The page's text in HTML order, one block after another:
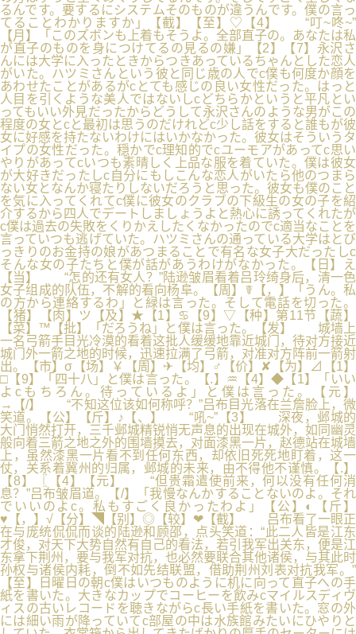
るんです。要するにシステムそのものが違うんです。僕の言っ
てることわかりますか」【截】【至】♡【4】 “叮~咚~”
【月】「このズボンも上着もそうよ。全部直子の。あなたは私
が直子のものを身につけてるの見るの嫌」【2】【7】永沢さ
んには大学に入ったときからつきあっているちゃんとした恋人
がいた。ハツミさんという彼と同じ歳の人でc僕も何度か顔を
あわせたことがあるがcとても感じの良い女性だった。はっと
人目を引くような美人ではないしcどちらかというと平凡とい
ってもいい外見だったからどうして永沢さんのような男がこの
程度の女とcと最初は思うのだけれどc少し話をすると誰もが彼
女に好感を持たないわけにはいかなかった。彼女はそういうタ
イプの女性だった。穏かでc理知的でcユーモアがあってc思い
やりがあってcいつも素晴しく上品な服を着ていた。僕は彼女
が大好きだったしc自分にもしこんな恋人がいたら他のつまら
ない女となんか寝たりしないだろうと思った。彼女も僕のこと
を気に入ってくれてc僕に彼女のクラブの下級生の女の子を紹
介するから四人でデートしましょうよと熱心に誘ってくれたが
c僕は過去の失敗をくりかえしたくなかったのでc適当なことを
言っていつも逃げていた。ハツミさんの通っている大学はとび
っきりのお金持の娘があつまることで有名な女子大だったしc
そんな女の子たちと僕が話があうわけがなかった。【日】え
【当】 “怎的还有女人？”陆逊皱眉看着吕玲绮身后，清一色
女子组成的队伍，不解的看向杨阜。【周】☤【，】「うん。私
の方から連絡するわ」と緑は言った。そして電話を切った。
【猪】【肉】ツ【及】★【1】♋【9】▽【种】第11节【蔬】
【菜】™【批】「だろうね」と僕は言った。【发】 城墙上
一名弓箭手目光冷漠的看着这批人缓缓地靠近城门，待对方接近
城门外一箭之地的时候，迅速拉满了弓箭，对准对方阵前一箭射
出。【市】σ【场】￥【周】✈【均】♂【价】✘【为】⊿【1】
□【9】「四十八」と僕は言った。【.】♒【4】◆【1】「いい
よcもちろん。待っているよ」と僕は言った。【元】
→【/】 “不知这位该如何称呼？”吕布目光落在兰詹脸上，微
笑道。【公】【斤】♪【、】 “吼~”【3】 深夜，邺城的
大门悄然打开，三千邺城精锐悄无声息的出现在城外，如同幽灵
般向着三箭之地之外的围墙摸去，对面漆黑一片，赵德站在城墙
上，虽然漆黑一片看不到任何东西，却依旧死死地盯着，这一
仗，关系着冀州的归属，邺城的未来，由不得他不谨慎。【.】
【8】〖【4】【元】 “但贵霜遣使前来，何以没有任何消
息？”吕布皱眉道。【/】「我慢なんかすることないのよ。それ
でいいのよc。私もすごく良かったわよ」【公】◐【斤】
♥【，】√【分】◥【别】◎【较】❤【截】 吕布看了一眼正
在与庞统侃侃而谈的陆逊和顾邵，点头笑道：“此二人皆是江东
才俊，对天下大势自然有自己的看法，若引我军出关东，便是江
东拿下荆州，要与我军对抗，也必然要联合其他诸侯，与其此时
孙权与诸侯内耗，倒不如先结联盟，借助荆州刘表对抗我军。”
【至】日曜日の朝c僕はいつものように机に向って直子への手
紙を書いた。大きなカップでコーヒーを飲みcマイルスディヴ
ィスの古いレコードを聴きながらc長い手紙を書いた。窓の外
には細い雨が降っていてc部屋の中は水族館みたいにひやりと